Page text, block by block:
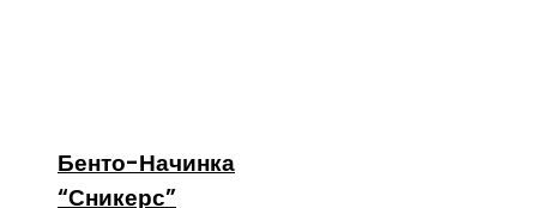
Бенто-Начинка
“Сникерс”